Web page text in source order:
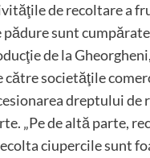
de recoltare a
sunt
de la
societăţile
dreptului de
„Pe de altă parte,
ciupercile sunt